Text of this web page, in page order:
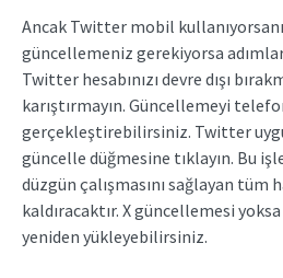
Ancak Twitter mobil
güncellemeniz gerekiyorsa
Twitter hesabınızı devre dışı
karıştırmayın. Güncellemeyi
gerçekleştirebilirsiniz. Twitter
güncelle düğmesine tıklayın. Bu
düzgün çalışmasını sağlayan tüm
kaldıracaktır. X güncellemesi yoksa
yeniden yükleyebilirsiniz.